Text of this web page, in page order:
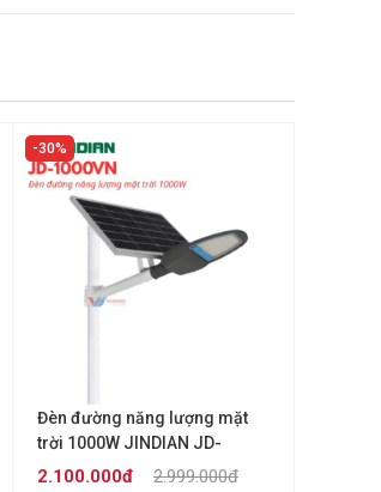
30%
Đèn đường năng lượng mặt
trời 1000W JINDIAN JD-
1000VN
2.999.000đ
2.100.000đ